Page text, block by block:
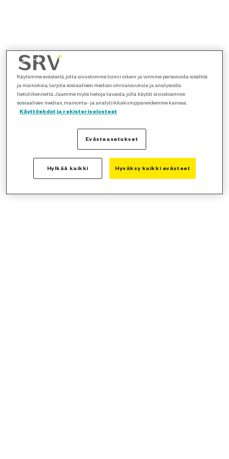
Käytämme evästeitä, jotta sivustomme toimii oikein ja voimme personoida sisältöä
ja mainoksia, tarjota sosiaalisen median ominaisuuksia ja analysoida
tietoliikennettä. Jaamme myös tietoja tavasta, jolla käytät sivustoamme
sosiaalisen median, mainonta- ja analytiikkakumppaneidemme kanssa.
Käyttöehdot ja rekisteriselosteet
Evästeasetukset
Hylkää kaikki Hyväksy kaikki evästeet